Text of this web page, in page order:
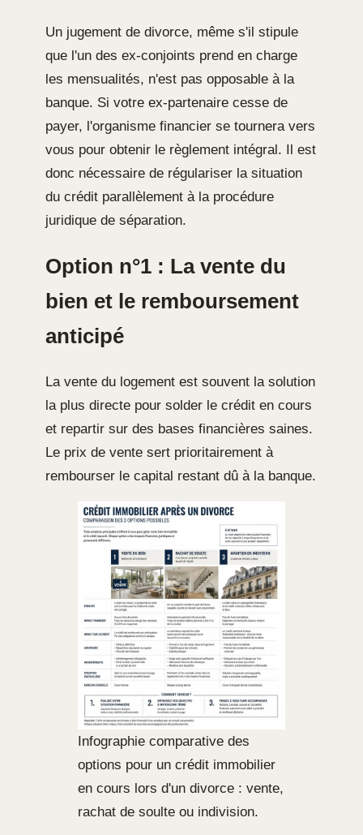
Un jugement de divorce, même s'il stipule
que l'un des ex-conjoints prend en charge
les mensualités, n'est pas opposable à la
banque. Si votre ex-partenaire cesse de
payer, l'organisme financier se tournera vers
vous pour obtenir le règlement intégral. Il est
donc nécessaire de régulariser la situation
du crédit parallèlement à la procédure
juridique de séparation.
Option n°1 : La vente du
bien et le remboursement
anticipé
La vente du logement est souvent la solution
la plus directe pour solder le crédit en cours
et repartir sur des bases financières saines.
Le prix de vente sert prioritairement à
rembourser le capital restant dû à la banque.
Infographie comparative des
options pour un crédit immobilier
en cours lors d'un divorce : vente,
rachat de soulte ou indivision.